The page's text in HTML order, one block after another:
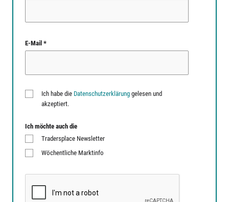
E-Mail *
Ich habe die Datenschutzerklärung gelesen und
akzeptiert.
Ich möchte auch die
Tradersplace Newsletter
Wöchentliche Marktinfo